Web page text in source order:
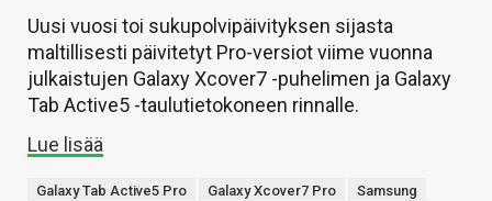
Uusi vuosi toi sukupolvipäivityksen sijasta
maltillisesti päivitetyt Pro-versiot viime vuonna
julkaistujen Galaxy Xcover7 -puhelimen ja Galaxy
Tab Active5 -taulutietokoneen rinnalle.
Lue lisää
Galaxy Tab Active5 Pro Galaxy Xcover7 Pro Samsung